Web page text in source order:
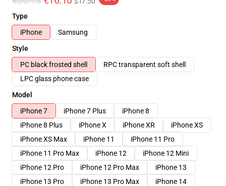
Type
iPhone
Samsung
Style
PC black frosted shell
RPC transparent soft shell
LPC glass phone case
Model
iPhone 7
iPhone 7 Plus
iPhone 8
iPhone 8 Plus
iPhone X iPhone XR
iPhone XS
iPhone XS Max
iPhone 11
iPhone 11 Pro
iPhone 11 Pro Max
iPhone 12
iPhone 12 Mini
iPhone 12 Pro
iPhone 12 Pro Max
iPhone 13
iPhone 13 Pro
iPhone 13 Pro Max
iPhone 14